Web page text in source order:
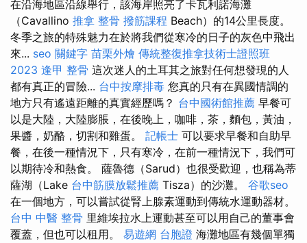
在沿海地區沿線舉行，該海岸照亮了卡瓦利諾海灘
（Cavallino 推拿 整骨 撥筋課程 Beach）的14公里長度。
冬季之旅的特殊魅力在於將我們從寒冷的日子的灰色中飛出
來... seo 關鍵字 苗栗外燴 傳統整復推拿技術士證照班
2023 逢甲 整骨 這次迷人的土耳其之旅對任何想發現的人
都有真正的冒險... 台中按摩排毒 您真的只有在異國情調的
地方只有遙遠距離的真實經歷嗎？ 台中國術館推薦 早餐可
以是大陸，大陸膨脹，在後晚上，咖啡，茶，麵包，黃油，
果醬，奶酪，切割和雞蛋。 記帳士 可以要求早餐和自助早
餐，在後一種情況下，只有寒冷，在前一種情況下，我們可
以期待冷和熱食。 薩魯德（Sarud）也很受歡迎，也稱為蒂
薩湖（Lake 台中筋膜放鬆推薦 Tisza）的沙灘。 谷歌seo
在一個地方，可以嘗試從腎上腺素運動到傳統水運動器材。
台中 中醫 整骨 里維埃拉水上運動甚至可以用自己的董事會
覆蓋，但也可以租用。 易遊網 台胞證 海灘地區有幾個單獨